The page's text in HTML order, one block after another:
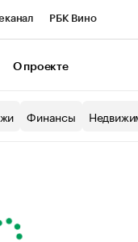
РБК Вино
О проекте
Финансы